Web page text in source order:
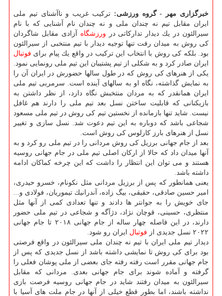
خبرگزاری مهر - گروه ورزشی: تركیب غریب و ناآشنای تیم ملی
ایران مقابل تیم نه چندان ملی و نه چندان نام آشنایی كه با نام
سیرالئون در یك دیدار تداركاتی در ورزشگاه آزادی مقابل شاگردان
كی روش به میدان رفت تنها توجیه دیدار با تیم منتخبی از سیرالئون
بود. بلكه كی روش با انتخاب این تركیب در واقع یك پیام برای فوتبال
ایران صادر كرد و به شكلی از تیم پشتیبان این تیم ملی رونمایی نمود.
یكی از هنرهای كی روش كه در طول سالها حضورش در ایران آن را
به نمایش گذاشته، نگاه او به سالهای آینده است. سرمربی تیم ملی
ایران همانقدر كه به مردان منتخبش نگاه دارد، از نظر داشتن به
بازیكنانی كه قابلیت ساختن نسل بعد تیم ملی را دارند هم غافل
نیست. شاید تنها بازمانده از نخستین تیم كی روش در تیم ملی مسعود
شجاعی باشد كه دوباره به این تیم دعوت شد. نسل سازی و تغییر
نسل از هنرهای بارز كارلوس كی روش است.
بعد از جام جهانی برزیل كی روش مردانی را در تیم ملی رو كرد و به
آنها میدان داد كه حالا از اركان اصلی تیم ملی در جام جهانی روسیه
هستند و می توان این انتظار را داشت كه این چرخه كماكان ادامه
داشته باشد.
یعنی همانطور كه پس از برزیل مردانی مثل نكونام، خسرو حیدری،
امیر حسین صادقی، حقیقی، بیگ زاده، آندرانیك تیموریان، فولادی و...
جای خویش را به جوانتر ها دادند و تنها تعدادی كمی از آنها مثل
منتظری، حسینی، قوچان نژاد، دژآگه و شجاعی در تیم ملی حضور
دارند، در این فاصله چهار ساله از جام جهانی ۲۰۱۸ تا جام جهانی
۲۰۲۲ نسل جدیدی از
فوتبال ایران رو شود.
دیدار تیم ملی ایران با تیم نه چندان ملی سیرالئون در واقع فرصتی
بود برای كی روش تا نمایشی داشته باشد از نسل جدیدی كه پس از
جام جهانی مقرر است رفته رفته جای بعضی از ملی پوشان فعلی را
گرفته و آماده شوند برای جام جهانی بعدی. مردانی كه مقابل
سیرالئون به میدان رفتند شاید در جام جهانی روسیه فرصت بازی
نداشته باشند، اما بطور قطع خیلی از آنها در جام ملت های آسیا با